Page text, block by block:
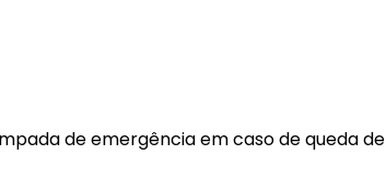
de emergência em caso de queda de